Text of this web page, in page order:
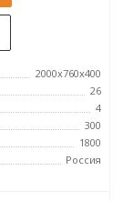
2000х760х400
26
4
300
1800
Россия